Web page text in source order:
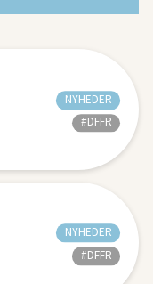
NYHEDER
#DFFR
NYHEDER
#DFFR